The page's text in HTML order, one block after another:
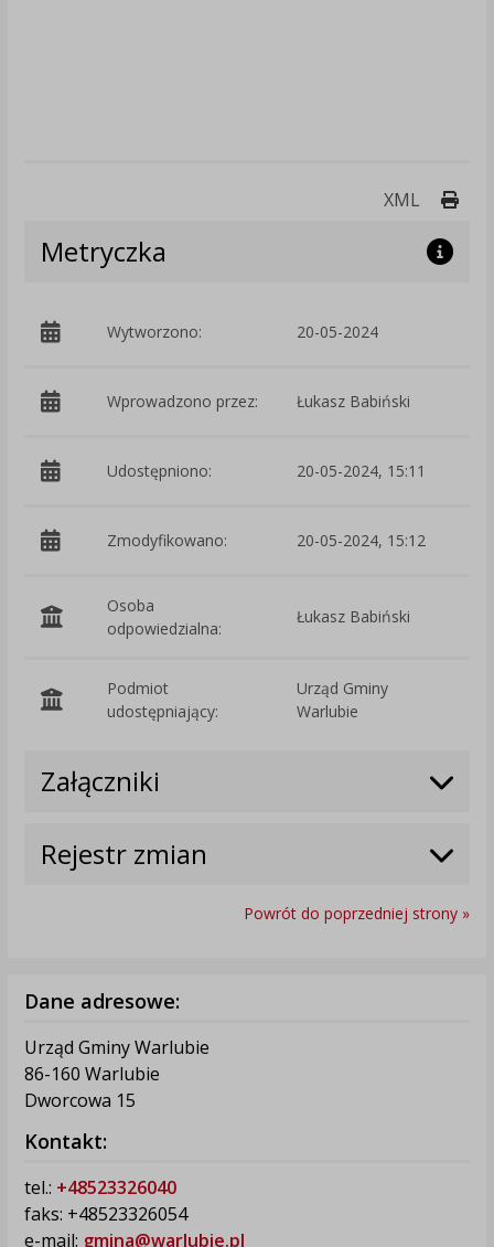
XML
Metryczka
Wytworzono: 20-05-2024
Wprowadzono przez: Łukasz Babiński
Udostępniono: 20-05-2024, 15:11
Zmodyfikowano: 20-05-2024, 15:12
Osoba
odpowiedzialna:
Łukasz Babiński
Podmiot
udostępniający:
Urząd Gminy
Warlubie
Załączniki
Rejestr zmian
Powrót do poprzedniej strony »
Dane adresowe:
Urząd Gminy Warlubie
86-160 Warlubie
Dworcowa 15
Kontakt:
tel.: +48523326040
faks: +48523326054
e-mail: gmina@warlubie.pl